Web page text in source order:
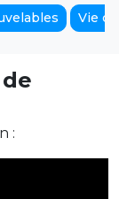
Vie
: